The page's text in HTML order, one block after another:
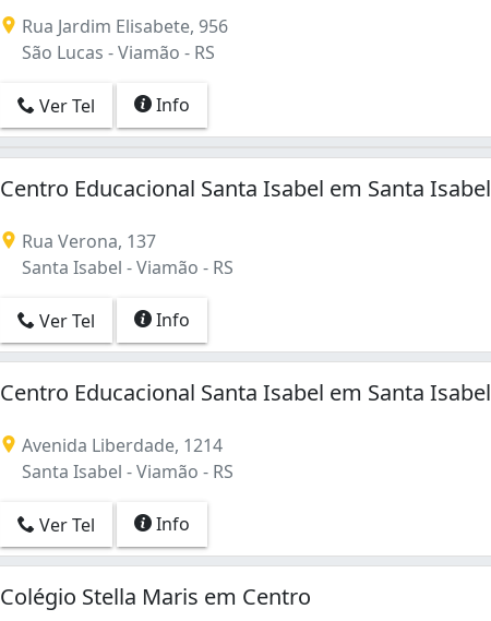
Rua Jardim Elisabete, 956
São Lucas - Viamão - RS
Ver Tel Info
Centro Educacional Santa Isabel em Santa Isabel
Rua Verona, 137
Santa Isabel - Viamão - RS
Ver Tel Info
Centro Educacional Santa Isabel em Santa Isabel
Avenida Liberdade, 1214
Santa Isabel - Viamão - RS
Ver Tel Info
Colégio Stella Maris em Centro